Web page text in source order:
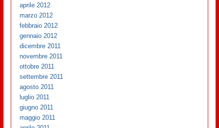
aprile 2012
marzo 2012
febbraio 2012
gennaio 2012
dicembre 2011
novembre 2011
ottobre 2011
settembre 2011
agosto 2011
luglio 2011
giugno 2011
maggio 2011